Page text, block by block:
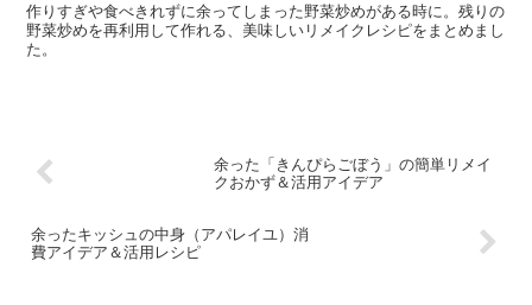
作りすぎや食べきれずに余ってしまった野菜炒めがある時に。残りの
野菜炒めを再利用して作れる、美味しいリメイクレシピをまとめまし
た。
余った「きんぴらごぼう」の簡単リメイ
クおかず＆活用アイデア
余ったキッシュの中身（アパレイユ）消
費アイデア＆活用レシピ